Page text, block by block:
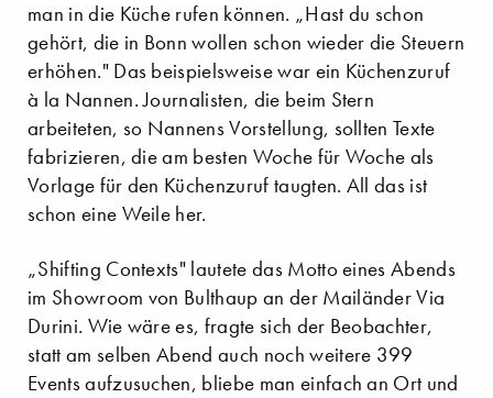
man in die Küche rufen können. „Hast du schon
gehört, die in Bonn wollen schon wieder die Steuern
erhöhen." Das beispielsweise war ein Küchenzuruf
à la Nannen. Journalisten, die beim Stern
arbeiteten, so Nannens Vorstellung, sollten Texte
fabrizieren, die am besten Woche für Woche als
Vorlage für den Küchenzuruf taugten. All das ist
schon eine Weile her.
„Shifting Contexts" lautete das Motto eines Abends
im Showroom von Bulthaup an der Mailänder Via
Durini. Wie wäre es, fragte sich der Beobachter,
statt am selben Abend auch noch weitere 399
Events aufzusuchen, bliebe man einfach an Ort und